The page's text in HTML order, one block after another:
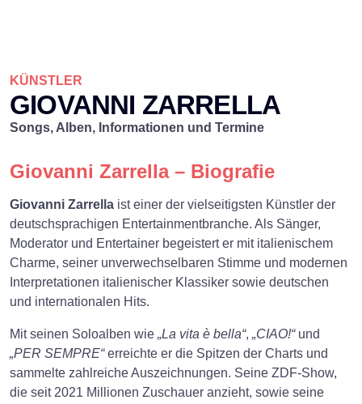
KÜNSTLER
GIOVANNI ZARRELLA
Songs, Alben, Informationen und Termine
Giovanni Zarrella – Biografie
Giovanni Zarrella ist einer der vielseitigsten Künstler der
deutschsprachigen Entertainmentbranche. Als Sänger,
Moderator und Entertainer begeistert er mit italienischem
Charme, seiner unverwechselbaren Stimme und modernen
Interpretationen italienischer Klassiker sowie deutschen
und internationalen Hits.
Mit seinen Soloalben wie „La vita è bella“, „CIAO!“und
„PER SEMPRE“erreichte er die Spitzen der Charts und
sammelte zahlreiche Auszeichnungen. Seine ZDF-Show,
die seit 2021 Millionen Zuschauer anzieht, sowie seine